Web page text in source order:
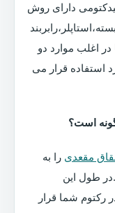
دارای روش
اغلب موارد دو
استفاده قرار می
است؟
مقعدی را به
طول این
رکتوم شما قرار